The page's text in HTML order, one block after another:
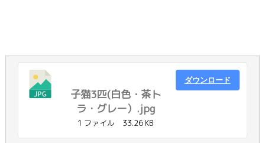
子猫3匹(白色・茶ト
ラ・グレー）.jpg
1 ファイル 33.26 KB
ダウンロード